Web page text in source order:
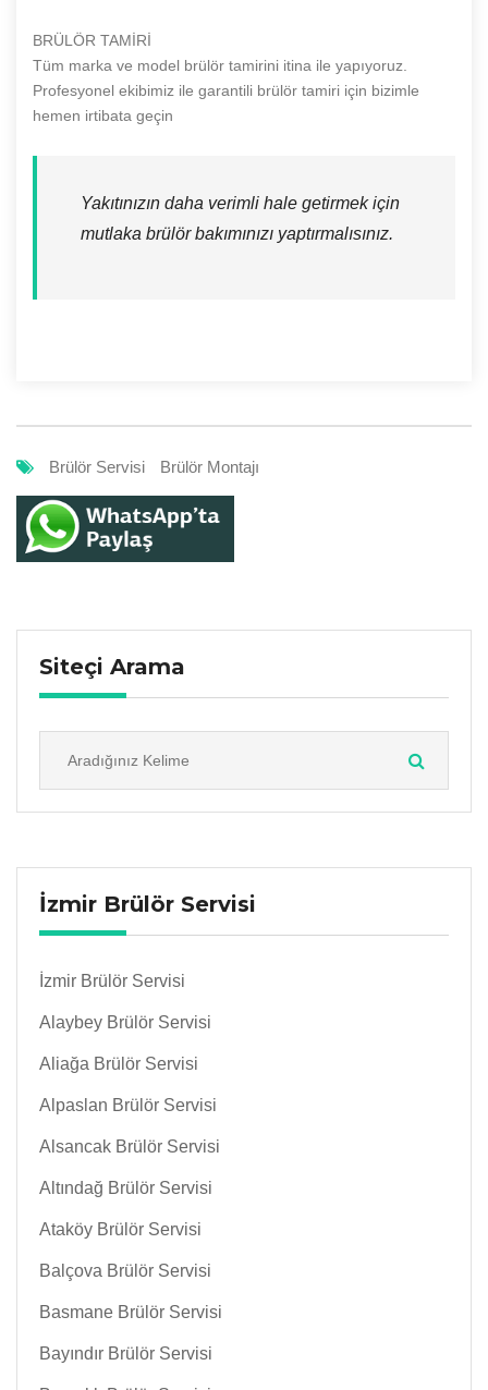
BRÜLÖR TAMİRİ
Tüm marka ve model brülör tamirini itina ile yapıyoruz.
Profesyonel ekibimiz ile garantili brülör tamiri için bizimle
hemen irtibata geçin
Yakıtınızın daha verimli hale getirmek için
mutlaka brülör bakımınızı yaptırmalısınız.
Brülör Servisi Brülör Montajı
Siteçi Arama
İzmir Brülör Servisi
İzmir Brülör Servisi
Alaybey Brülör Servisi
Aliağa Brülör Servisi
Alpaslan Brülör Servisi
Alsancak Brülör Servisi
Altındağ Brülör Servisi
Ataköy Brülör Servisi
Balçova Brülör Servisi
Basmane Brülör Servisi
Bayındır Brülör Servisi